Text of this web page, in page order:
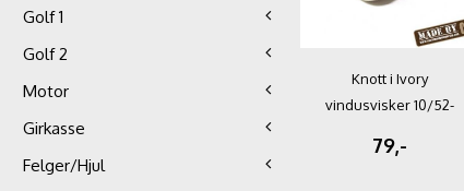
Golf 1
Golf 2
Motor
Girkasse
Felger/Hjul
Knott i Ivory
vindusvisker 10/52-
79,-